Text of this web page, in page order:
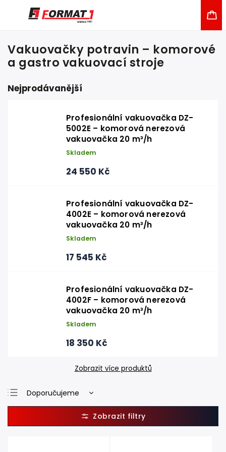
Vakuovačky potravin – komorové
a gastro vakuovací stroje
Nejprodávanější
Profesionální vakuovačka DZ-
5002E – komorová nerezová
vakuovačka 20 m³/h
Skladem
24 550 Kč
Profesionální vakuovačka DZ-
4002E – komorová nerezová
vakuovačka 20 m³/h
Skladem
17 545 Kč
Profesionální vakuovačka DZ-
4002F – komorová nerezová
vakuovačka 20 m³/h
Skladem
18 350 Kč
Zobrazit více produktů
Doporučujeme
Nejlevnější
Nejdražší